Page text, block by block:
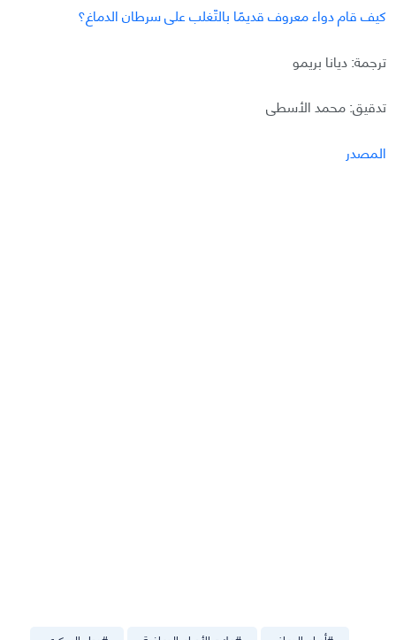
كيف قام دواء معروف قديمًا بالتّغلب على سرطان الدماغ؟
ترجمة: ديانا بريمو
تدقيق: محمد الأسطى
المصدر